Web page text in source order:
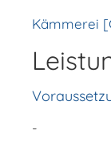
Kämmerei
-